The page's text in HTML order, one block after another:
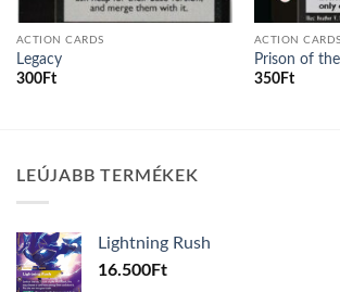
ACTION CARDS
Legacy
300Ft
ACTION CARDS
Prison of
350Ft
LEÚJABB TERMÉKEK
Lightning Rush
16.500Ft